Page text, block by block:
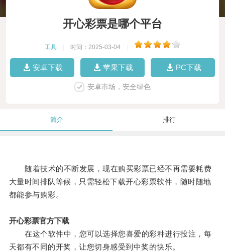
开心彩票是哪个平台
工具 时间：2025-03-04
安卓下载 苹果下载 PC下载
安卓市场，安全绿色
简介 排行
随着技术的不断发展，现在购买彩票已经不再需要耗费
大量时间排队等候，只需轻松下载开心彩票软件，随时随地
都能参与购彩。
开心彩票官方下载
在这个软件中，您可以选择您喜爱的彩种进行投注，每
天都有不同的开奖，让您切身感受到中奖的快乐。